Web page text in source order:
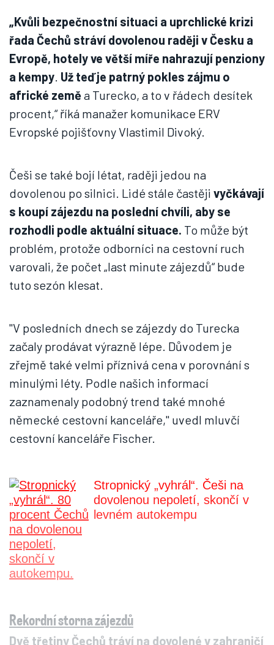
„Kvůli bezpečnostní situaci a uprchlické krizi
řada Čechů stráví dovolenou raději v Česku a
Evropě, hotely ve větší míře nahrazují penziony
a kempy. Už teď je patrný pokles zájmu o
africké zeměa Turecko, a to v řádech desítek
procent,“ říká manažer komunikace ERV
Evropské pojišťovny Vlastimil Divoký.
Češi se také bojí létat, raději jedou na
dovolenou po silnici. Lidé stále častěji vyčkávají
s koupí zájezdu na poslední chvíli, aby se
rozhodli podle aktuální situace. To může být
problém, protože odborníci na cestovní ruch
varovali, že počet „last minute zájezdů“ bude
tuto sezón klesat.
"V posledních dnech se zájezdy do Turecka
začaly prodávat výrazně lépe. Důvodem je
zřejmě také velmi příznivá cena v porovnání s
minulými léty. Podle našich informací
zaznamenaly podobný trend také mnohé
německé cestovní kanceláře," uvedl mluvčí
cestovní kanceláře Fischer.
Stropnický „vyhrál“. Češi na
dovolenou nepoletí, skončí v
levném autokempu
Rekordní storna zájezdů
Dvě třetiny Čechů tráví na dovolené v zahraničí